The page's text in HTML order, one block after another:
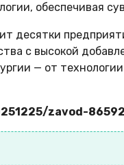
обеспечивая
десятки
с высокой
— от
zavod-